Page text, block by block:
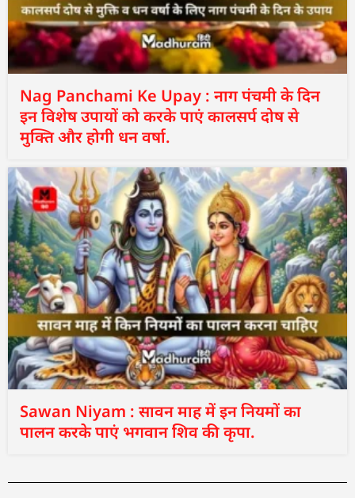
Nag Panchami Ke Upay : नाग पंचमी के दिन
इन विशेष उपायों को करके पाएं कालसर्प दोष से
मुक्ति और होगी धन वर्षा.
Sawan Niyam : सावन माह में इन नियमों का
पालन करके पाएं भगवान शिव की कृपा.